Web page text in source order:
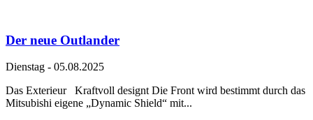
Der neue Outlander
Dienstag - 05.08.2025
Das Exterieur Kraftvoll designt Die Front wird bestimmt durch das
Mitsubishi eigene „Dynamic Shield“ mit...